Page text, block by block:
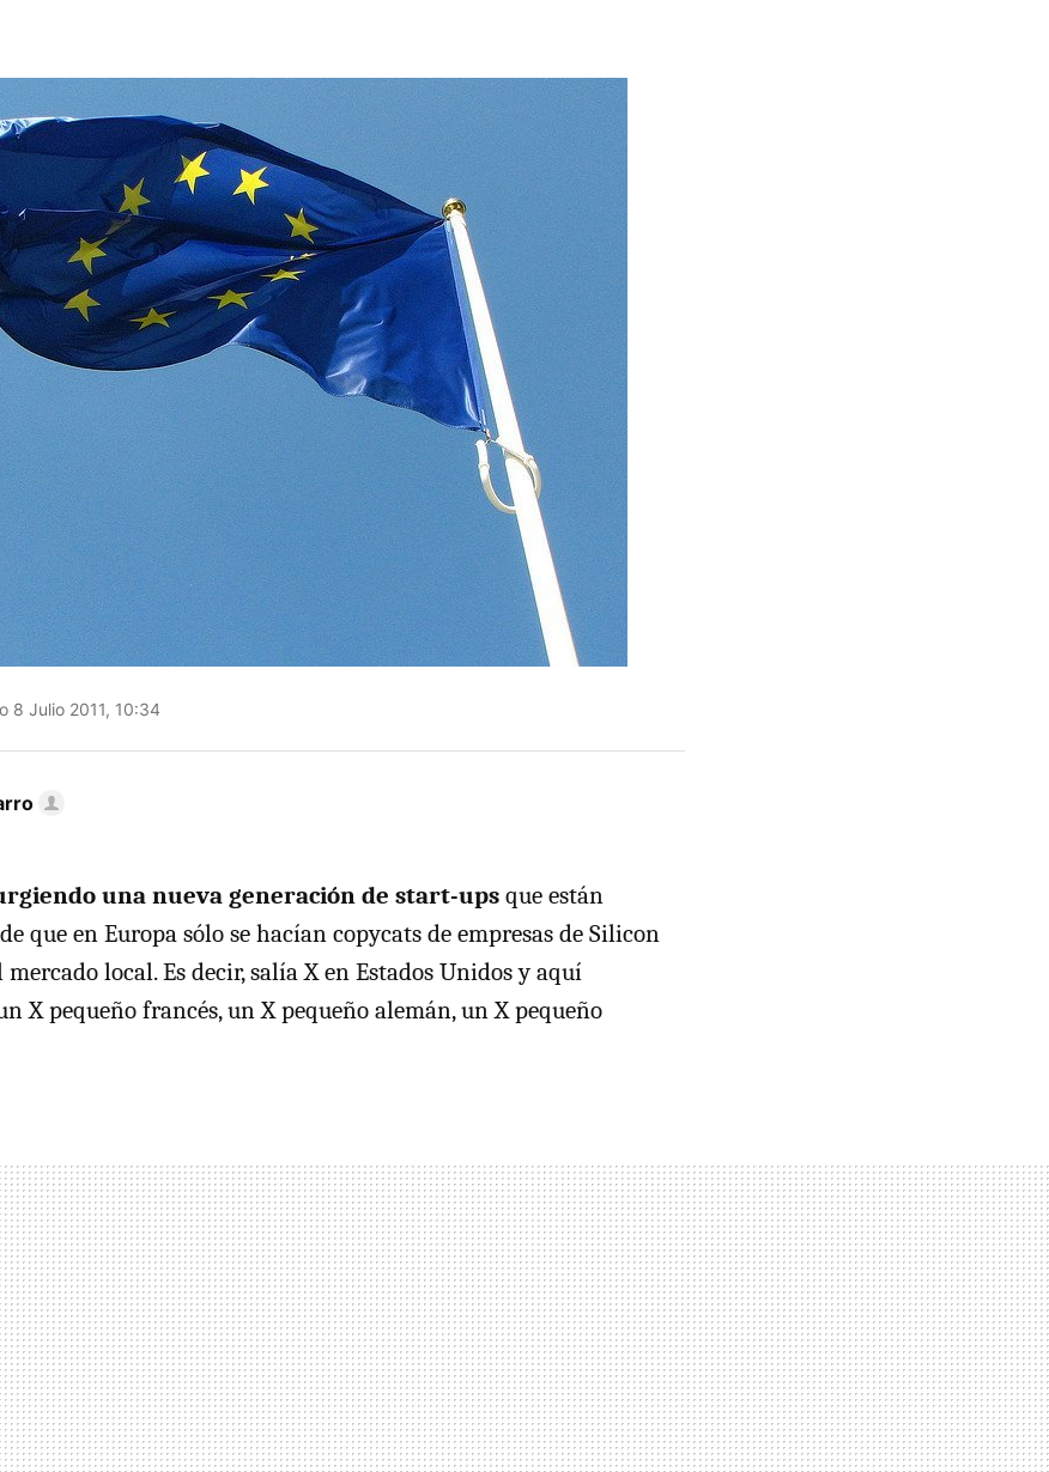
8 Julio 2011, 10:34
una nueva generación de start-ups que están
que en Europa sólo se hacían copycats de empresas de Silicon
local. Es decir, salía X en Estados Unidos y aquí
X pequeño francés, un X pequeño alemán, un X pequeño